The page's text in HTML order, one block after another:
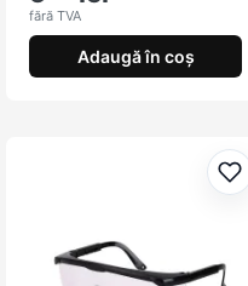
fără TVA
Adaugă în coș